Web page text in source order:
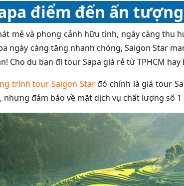
điểm đến ấn
mẻ và phong cảnh hữu tình, ngày càng thu
ngày càng tăng nhanh chóng, Saigon Star
Cho du bạn đi tour Sapa giá rẻ từ TPHCM
trình tour Saigon Starđó chính là giá tour
nhưng đảm bảo về mặt dịch vụ chất lượng số